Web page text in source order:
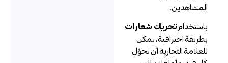
المشاهدين.
باستخدامتحريك شعارات
بطريقة احترافية، يمكن
للعلامة التجارية أن تحوّل